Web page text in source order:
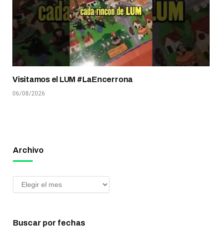
Visitamos el LUM #LaEncerrona
06/08/2026
Archivo
Buscar por fechas